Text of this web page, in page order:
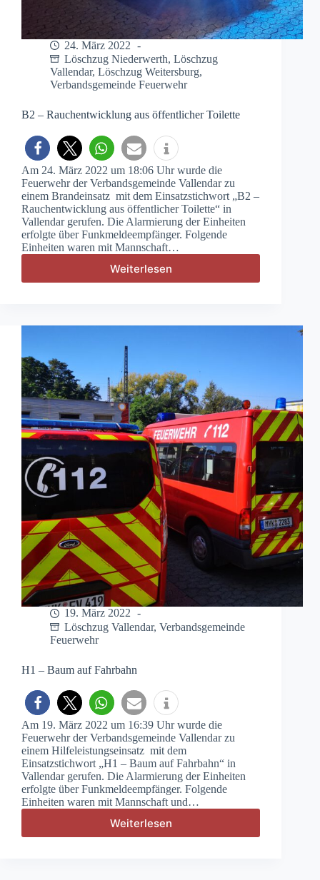
24. März 2022
Löschzug Niederwerth, Löschzug
Vallendar, Löschzug Weitersburg,
Verbandsgemeinde Feuerwehr
B2 – Rauchentwicklung aus öffentlicher Toilette
Am 24. März 2022 um 18:06 Uhr wurde die
Feuerwehr der Verbandsgemeinde Vallendar zu
einem Brandeinsatz mit dem Einsatzstichwort „B2 –
Rauchentwicklung aus öffentlicher Toilette“ in
Vallendar gerufen. Die Alarmierung der Einheiten
erfolgte über Funkmeldeempfänger. Folgende
Einheiten waren mit Mannschaft…
Weiterlesen
B2
öffentlicher
19. März 2022
Löschzug Vallendar, Verbandsgemeinde
Feuerwehr
H1 – Baum auf Fahrbahn
Am 19. März 2022 um 16:39 Uhr wurde die
Feuerwehr der Verbandsgemeinde Vallendar zu
einem Hilfeleistungseinsatz mit dem
Einsatzstichwort „H1 – Baum auf Fahrbahn“ in
Vallendar gerufen. Die Alarmierung der Einheiten
erfolgte über Funkmeldeempfänger. Folgende
Einheiten waren mit Mannschaft und…
Weiterlesen
H1